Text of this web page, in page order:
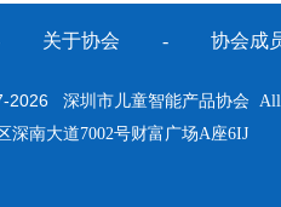
关于协会 - 协会成
2026
深圳市儿童智能产品协会 All
深南大道7002号财富广场A座6IJ